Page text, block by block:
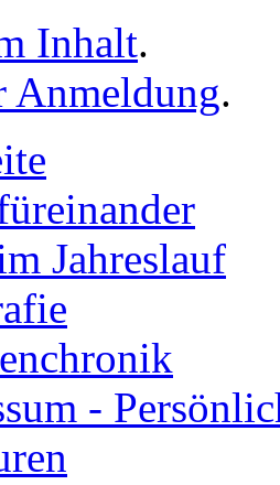
Inhalt.
Anmeldung.
Jahreslauf
-